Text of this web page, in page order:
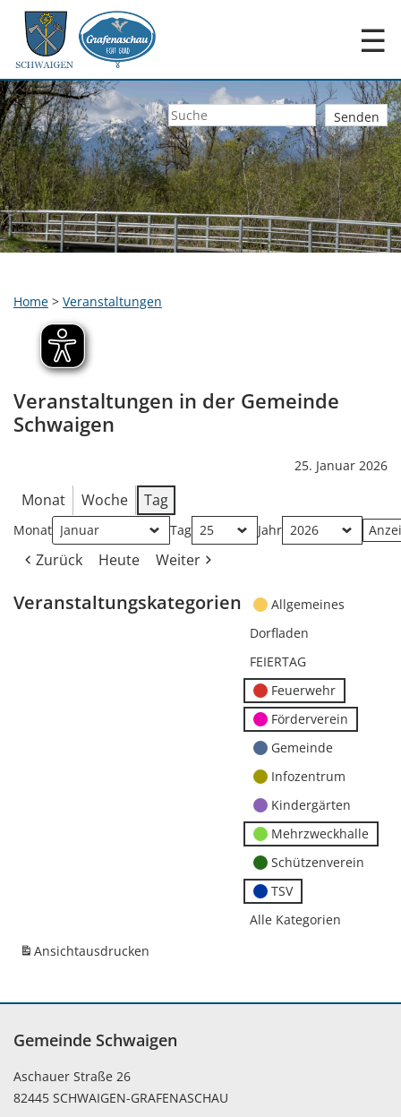
☰
Home > Veranstaltungen
Veranstaltungen in der Gemeinde
Schwaigen
25. Januar 2026
Monat Woche Tag
Monat Tag Jahr
Zurück Heute Weiter
Veranstaltungskategorien
Allgemeines
Dorfladen
FEIERTAG
Feuerwehr
Förderverein
Gemeinde
Infozentrum
Kindergärten
Mehrzweckhalle
Schützenverein
TSV
Alle Kategorien
Ansichtausdrucken
Gemeinde Schwaigen
Aschauer Straße 26
82445 SCHWAIGEN-GRAFENASCHAU